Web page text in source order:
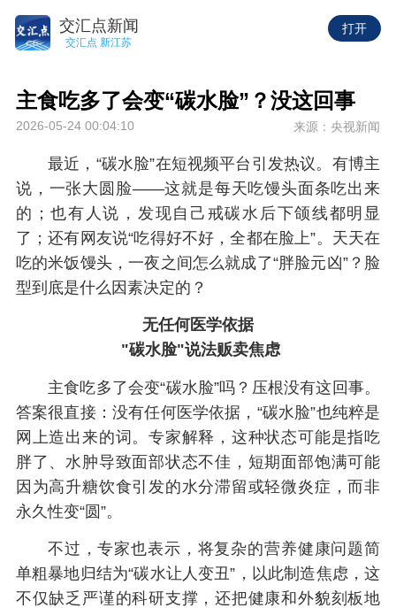
交汇点新闻
交汇点 新江苏
打开
主食吃多了会变“碳水脸”？没这回事
2026-05-24 00:04:10 来源：央视新闻
最近，“碳水脸”在短视频平台引发热议。有博主
说，一张大圆脸——这就是每天吃馒头面条吃出来
的；也有人说，发现自己戒碳水后下颌线都明显
了；还有网友说“吃得好不好，全都在脸上”。天天在
吃的米饭馒头，一夜之间怎么就成了“胖脸元凶”？脸
型到底是什么因素决定的？
无任何医学依据
"碳水脸"说法贩卖焦虑
主食吃多了会变“碳水脸”吗？压根没有这回事。
答案很直接：没有任何医学依据，“碳水脸”也纯粹是
网上造出来的词。专家解释，这种状态可能是指吃
胖了、水肿导致面部状态不佳，短期面部饱满可能
因为高升糖饮食引发的水分滞留或轻微炎症，而非
永久性变“圆”。
不过，专家也表示，将复杂的营养健康问题简
单粗暴地归结为“碳水让人变丑”，以此制造焦虑，这
不仅缺乏严谨的科研支撑，还把健康和外貌刻板地